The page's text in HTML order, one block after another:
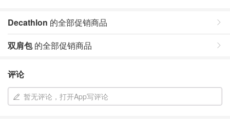
Decathlon 的全部促销商品
双肩包的全部促销商品
评论
暂无评论，打开App写评论